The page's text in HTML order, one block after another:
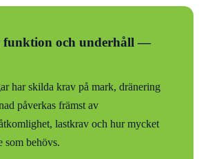
funktion och underhåll —
har skilda krav på mark, dränering
påverkas främst av
lastkrav och hur mycket
som behövs.